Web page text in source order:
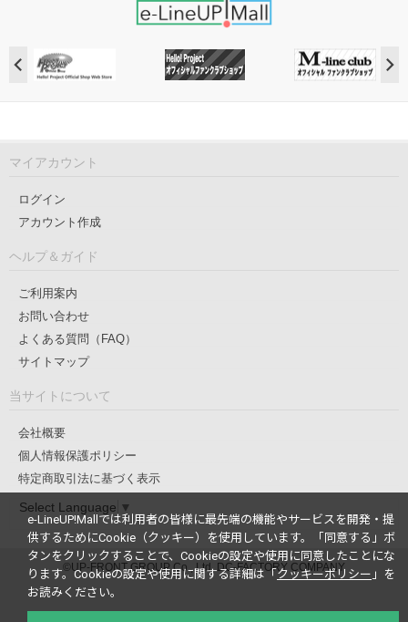
マイアカウント
ログイン
アカウント作成
ヘルプ＆ガイド
ご利用案内
お問い合わせ
よくある質問（FAQ）
サイトマップ
当サイトについて
会社概要
個人情報保護ポリシー
特定商取引法に基づく表示
Select Language ▼
©UP-FRONT GROUP Co., Ltd. DC-FACTORY COMPANY
e-LineUP!Mallでは利用者の皆様に最先端の機能やサービスを開発・提
供するためにCookie（クッキー）を使用しています。
「同意する」ボ
タンをクリックすることで、Cookieの設定や使用に同意したことにな
ります。Cookieの設定や使用に関する詳細は「 クッキーポリシー 」を
お読みください。